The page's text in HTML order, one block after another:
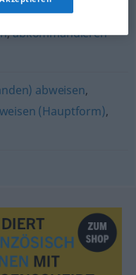
,abordnen,
,abkommandieren
abweisen,
(Hauptform),